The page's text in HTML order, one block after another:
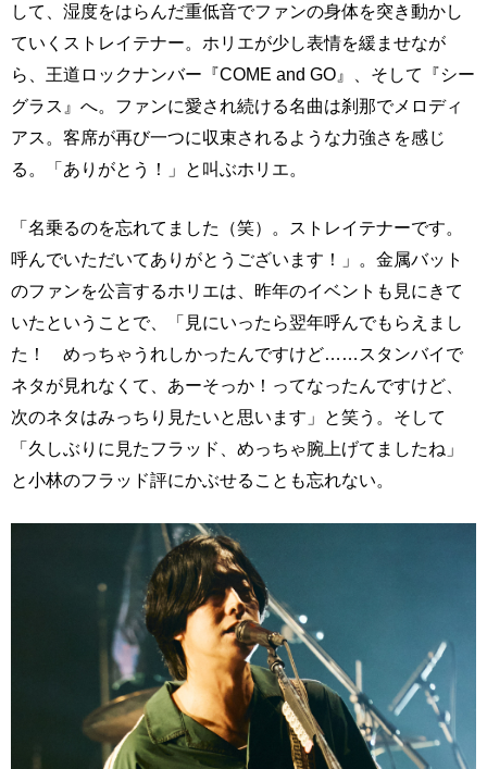
して、湿度をはらんだ重低音でファンの身体を突き動かし
ていくストレイテナー。ホリエが少し表情を緩ませなが
ら、王道ロックナンバー『COME and GO』、そして『シー
グラス』へ。ファンに愛され続ける名曲は刹那でメロディ
アス。客席が再び一つに収束されるような力強さを感じ
る。「ありがとう！」と叫ぶホリエ。
「名乗るのを忘れてました（笑）。ストレイテナーです。
呼んでいただいてありがとうございます！」。金属バット
のファンを公言するホリエは、昨年のイベントも見にきて
いたということで、「見にいったら翌年呼んでもらえまし
た！ めっちゃうれしかったんですけど……スタンバイで
ネタが見れなくて、あーそっか！ってなったんですけど、
次のネタはみっちり見たいと思います」と笑う。そして
「久しぶりに見たフラッド、めっちゃ腕上げてましたね」
と小林のフラッド評にかぶせることも忘れない。